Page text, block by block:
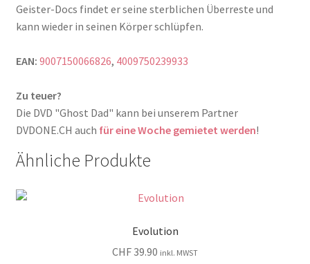
Geister-Docs findet er seine sterblichen Überreste und
kann wieder in seinen Körper schlüpfen.
EAN: 9007150066826, 4009750239933
Zu teuer?
Die DVD "Ghost Dad" kann bei unserem Partner
DVDONE.CH auch für eine Woche gemietet werden!
Ähnliche Produkte
Evolution
CHF39.90 inkl. MWST